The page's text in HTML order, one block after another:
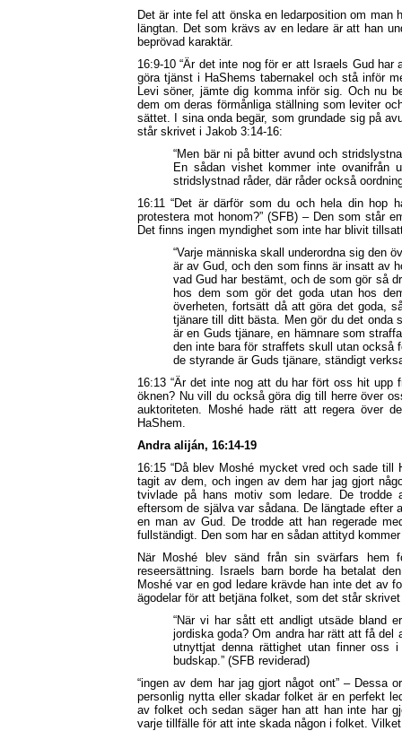
Det är inte fel att önska en ledarposition om
längtan. Det som krävs av en ledare är att han
beprövad karaktär.
16:9-10 “Är det inte nog för er att Israels Gud
göra tjänst i HaShems tabernakel och stå inför
Levi söner, jämte dig komma inför sig. Och nu
dem om deras förmånliga ställning som leviter
sättet. I sina onda begär, som grundade sig på
står skrivet i Jakob 3:14-16:
“Men bär ni på bitter avund och
En sådan vishet kommer inte ovanifrån
stridslystnad råder, där råder också
16:11 “Det är därför som du och hela din hop
protestera mot honom?” (SFB) – Den som står
Det finns ingen myndighet som inte har blivit
“Varje människa skall underordna sig den
är av Gud, och den som finns är insatt av
vad Gud har bestämt, och de som gör så
hos dem som gör det goda utan hos
överheten, fortsätt då att göra det goda,
tjänare till ditt bästa. Men gör du det onda
är en Guds tjänare, en hämnare som
den inte bara för straffets skull utan också
de styrande är Guds tjänare, ständigt
16:13 “Är det inte nog att du har fört oss hit
öknen? Nu vill du också göra dig till herre över
auktoriteten. Moshé hade rätt att regera över
HaShem.
Andra aliján, 16:14-19
16:15 “Då blev Moshé mycket vred och sade
tagit av dem, och ingen av dem har jag gjort
tvivlade på hans motiv som ledare. De
eftersom de själva var sådana. De längtade
en man av Gud. De trodde att han regerade
fullständigt. Den som har en sådan attityd
När Moshé blev sänd från sin svärfars
reseersättning. Israels barn borde ha betalat
Moshé var en god ledare krävde han inte det av
ägodelar för att betjäna folket, som det står
“När vi har sått ett andligt utsäde bland
jordiska goda? Om andra har rätt att få
utnyttjat denna rättighet utan finner
budskap.” (SFB reviderad)
“ingen av dem har jag gjort något ont” – Dessa
personlig nytta eller skadar folket är en perfekt
av folket och sedan säger han att han inte har
varje tillfälle för att inte skada någon i folket.